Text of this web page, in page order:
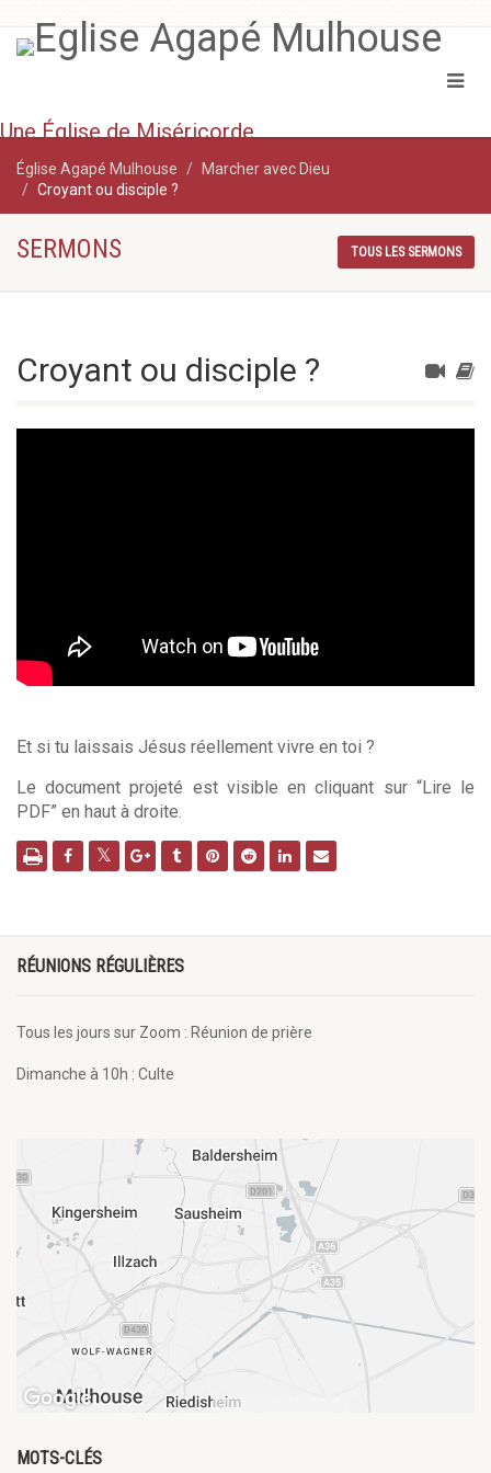
Une Église de Miséricorde
Église Agapé Mulhouse
Marcher avec Dieu
Croyant ou disciple ?
SERMONS TOUS LES SERMONS
Croyant ou disciple ?
Et si tu laissais Jésus réellement vivre en toi ?
Le document projeté est visible en cliquant sur “Lire le
PDF” en haut à droite.
RÉUNIONS RÉGULIÈRES
Tous les jours sur Zoom : Réunion de prière
Dimanche à 10h : Culte
MOTS-CLÉS